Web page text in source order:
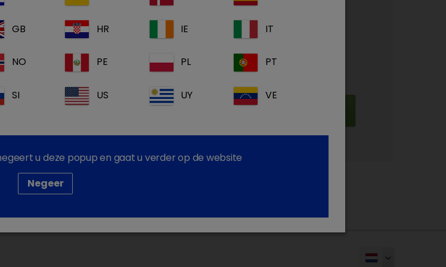
Volledige product- en ziekte informatie
Dechra Academy: Ons gratis eLearning platform
GB HR IE IT
NO PE PL PT
SI US UY VE
u deze popup en gaat u verder op de website
Negeer